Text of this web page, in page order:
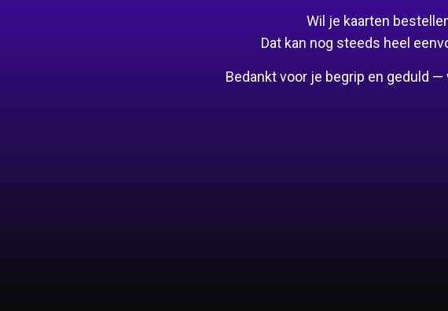
Wil je kaarten
Dat kan nog steeds heel
Bedankt voor je begrip en geduld